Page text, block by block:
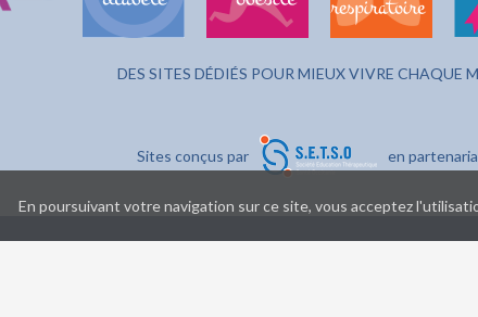
DES SITES DÉDIÉS POUR MIEUX VIVRE CHAQUE
Sites conçus par en
En poursuivant votre navigation sur ce site, vous acceptez